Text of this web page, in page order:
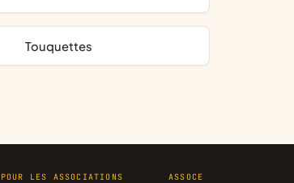
Touquettes
POUR LES ASSOCIATIONS ASSOCE